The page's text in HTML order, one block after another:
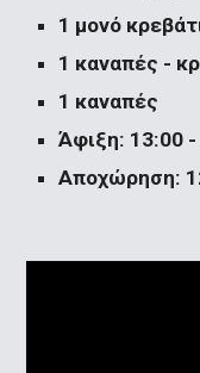
1 μονό
1 καναπές -
1 καναπές
Άφιξη: 13:00
Αποχώρηση: